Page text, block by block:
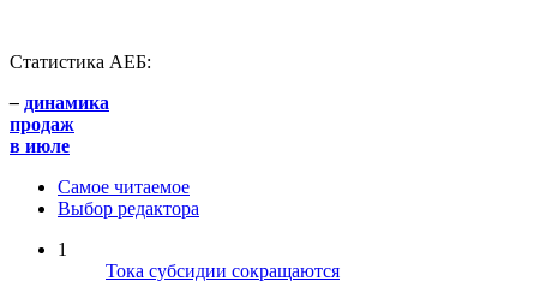
Статистика АЕБ:
– динамика
продаж
в июле
Самое читаемое
Выбор редактора
1
Тока субсидии сокращаются